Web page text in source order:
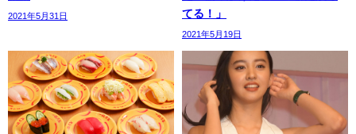
2021年5月31日
てる！」
2021年5月19日